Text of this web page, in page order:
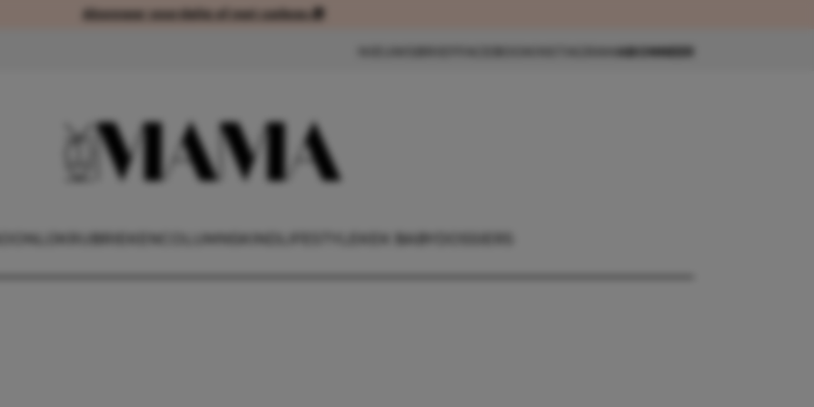
Abonneer voordelig of met cadeau 🎁Abonneer voordelig of met cadeau 🎁
ABONNEER